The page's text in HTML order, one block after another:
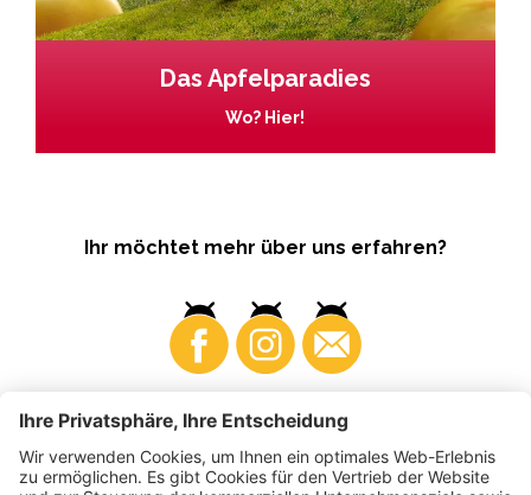
Das Apfelparadies
Wo? Hier!
Ihr möchtet mehr über uns erfahren?
Business Produzenten